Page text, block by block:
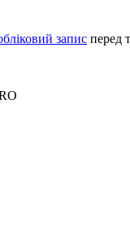
запис перед